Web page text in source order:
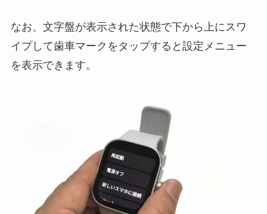
なお、文字盤が表示された状態で下から上にスワ
イプして歯車マークをタップすると設定メニュー
を表示できます。